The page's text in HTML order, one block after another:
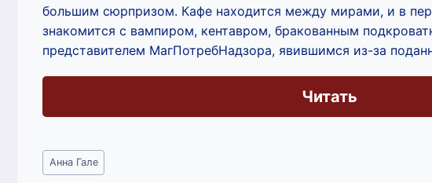
большим сюрпризом. Кафе находится между мирами, и в
знакомится с вампиром, кентавром, бракованным
представителем МагПотребНадзора, явившимся из-за
Читать
Метки
записи:
Анна Гале